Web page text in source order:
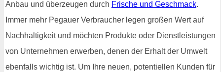
Anbau und überzeugen durch Frische und Geschmack.
Immer mehr Pegauer Verbraucher legen großen Wert auf
Nachhaltigkeit und möchten Produkte oder Dienstleistungen
von Unternehmen erwerben, denen der Erhalt der Umwelt
ebenfalls wichtig ist. Um Ihre neuen, potentiellen Kunden für